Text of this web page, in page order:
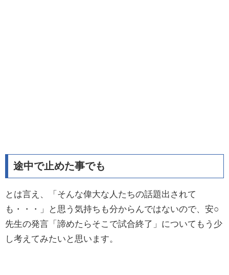
途中で止めた事でも
とは言え、「そんな偉大な人たちの話題出されて
も・・・」と思う気持ちも分からんではないので、安○
先生の発言「諦めたらそこで試合終了」についてもう少
し考えてみたいと思います。